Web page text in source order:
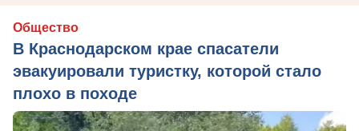
Общество
В Краснодарском крае спасатели
эвакуировали туристку, которой стало
плохо в походе